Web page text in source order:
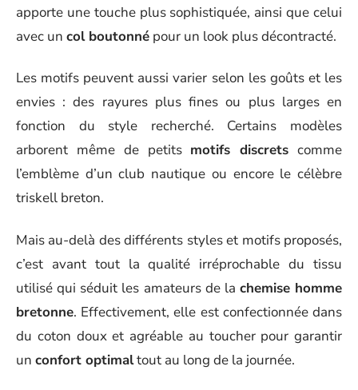
apporte une touche plus sophistiquée, ainsi que celui
avec un col boutonné pour un look plus décontracté.
Les motifs peuvent aussi varier selon les goûts et les
envies : des rayures plus fines ou plus larges en
fonction du style recherché. Certains modèles
arborent même de petits motifs discrets comme
l’emblème d’un club nautique ou encore le célèbre
triskell breton.
Mais au-delà des différents styles et motifs proposés,
c’est avant tout la qualité irréprochable du tissu
utilisé qui séduit les amateurs de la chemise homme
bretonne. Effectivement, elle est confectionnée dans
du coton doux et agréable au toucher pour garantir
un confort optimaltout au long de la journée.